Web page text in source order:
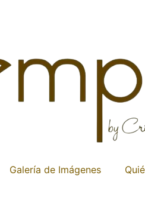
Galería de Imágenes